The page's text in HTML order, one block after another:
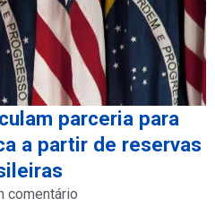
parceria para
a partir de reservas
comentário